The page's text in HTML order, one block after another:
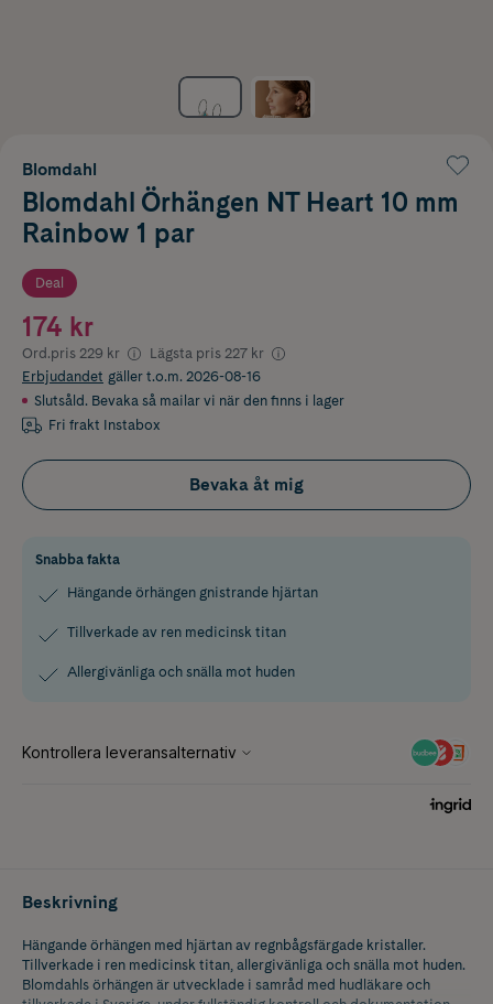
Blomdahl
Blomdahl Örhängen NT Heart 10 mm
Rainbow 1 par
Deal
174 kr
Ord.pris 229 kr Lägsta pris 227 kr
Erbjudandet gäller t.o.m. 2026-08-16
Slutsåld. Bevaka så mailar vi när den finns i lager
Fri frakt Instabox
Bevaka åt mig
Snabba fakta
Hängande örhängen gnistrande hjärtan
Tillverkade av ren medicinsk titan
Allergivänliga och snälla mot huden
Beskrivning
Hängande örhängen med hjärtan av regnbågsfärgade kristaller.
Tillverkade i ren medicinsk titan, allergivänliga och snälla mot huden.
Blomdahls örhängen är utvecklade i samråd med hudläkare och